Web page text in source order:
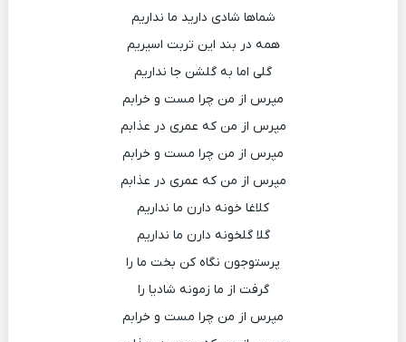
شماها شادی دارید ما نداریم
همه در بند این تربت اسیریم
گلی اما به گلشن جا نداریم
مپرس از من چرا مست و خرابم
مپرس از من که عمری در عذابم
مپرس از من چرا مست و خرابم
مپرس از من که عمری در عذابم
کلاغا خونه دارن ما نداریم
گلا گلخونه دارن ما نداریم
پرستوجون نگاه کن بخت ما را
گرفت از ما زمونه شادیا را
مپرس از من چرا مست و خرابم